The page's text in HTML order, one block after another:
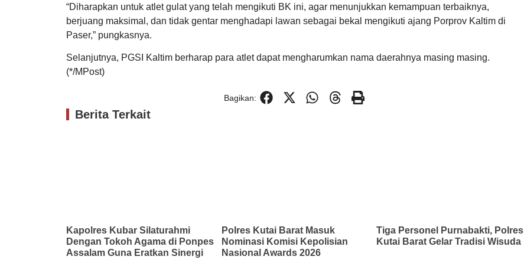
“Diharapkan untuk atlet gulat yang telah mengikuti BK ini, agar menunjukkan kemampuan terbaiknya,
berjuang maksimal, dan tidak gentar menghadapi lawan sebagai bekal mengikuti ajang Porprov Kaltim di
Paser,” pungkasnya.
Selanjutnya, PGSI Kaltim berharap para atlet dapat mengharumkan nama daerahnya masing masing.
(*/MPost)
Bagikan:
Berita Terkait
Kapolres Kubar Silaturahmi
Dengan Tokoh Agama di Ponpes
Assalam Guna Eratkan Sinergi
Polres Kutai Barat Masuk
Nominasi Komisi Kepolisian
Nasional Awards 2026
Tiga Personel Purnabakti, Polres
Kutai Barat Gelar Tradisi Wisuda